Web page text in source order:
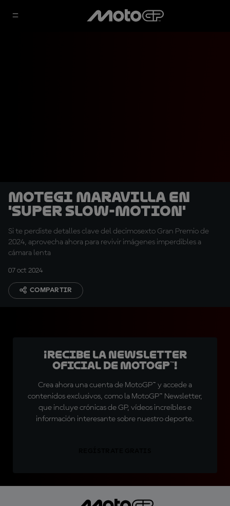
Motegi maravilla en
'super slow-motion'
Si te perdiste detalles clave del decimosexto Gran Premio de
2024, aprovecha ahora para revivir imágenes imperdibles a
cámara lenta
07 oct 2024
COMPARTIR
¡Recibe la Newsletter
oficial de MotoGP™!
Crea ahora una cuenta de MotoGP™ y accede a
contenidos exclusivos, como la MotoGP™ Newsletter,
que incluye crónicas de GP, vídeos increíbles e
información interesante sobre nuestro deporte.